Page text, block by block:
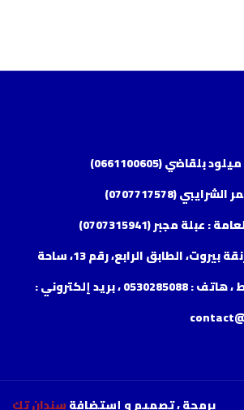
بلقاضي (0661100605)
(0707717578)
عبلة مجبر (0707315941)
بلبريس، رقم 6، زنقة بيروت، الطابق الرابع، رقم 13، ساحة
المامونية، الرباط ، هاتف : 0530285088 ، بريد إلكتروني :
برمجة ، تصميم و إستضافةسندان تك